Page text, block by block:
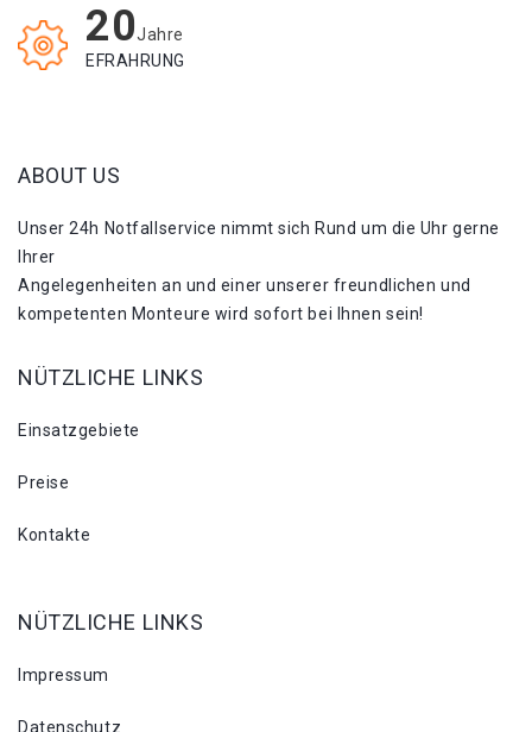
20Jahre
EFRAHRUNG
ABOUT US
Unser 24h Notfallservice nimmt sich Rund um die Uhr gerne
Ihrer
Angelegenheiten an und einer unserer freundlichen und
kompetenten Monteure wird sofort bei Ihnen sein!
NÜTZLICHE LINKS
Einsatzgebiete
Preise
Kontakte
NÜTZLICHE LINKS
Impressum
Datenschutz